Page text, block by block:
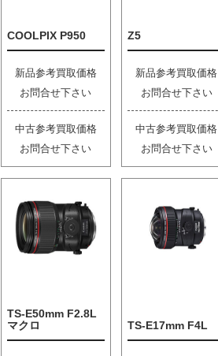
COOLPIX P950
新品参考買取価格
お問合せ下さい
中古参考買取価格
お問合せ下さい
Z5
新品参考買取価格
お問合せ下さい
中古参考買取価格
お問合せ下さい
TS-E50mm F2.8L
マクロ
TS-E17mm F4L